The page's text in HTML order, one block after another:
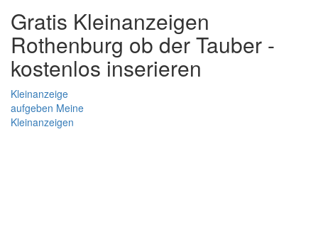
Gratis Kleinanzeigen
Rothenburg ob der Tauber -
kostenlos inserieren
Kleinanzeige
aufgeben Meine
Kleinanzeigen